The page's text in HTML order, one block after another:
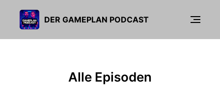
DER GAMEPLAN PODCAST
Alle Episoden